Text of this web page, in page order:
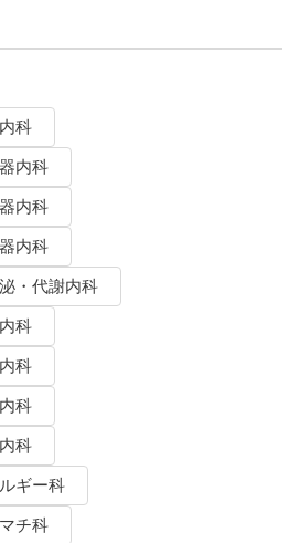
科
内科
内科
内科
・代謝内科
科
科
科
科
ギー科
チ科